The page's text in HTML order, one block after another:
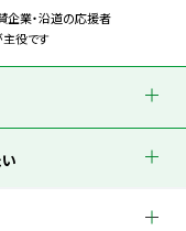
企業・沿道の応援者
役です